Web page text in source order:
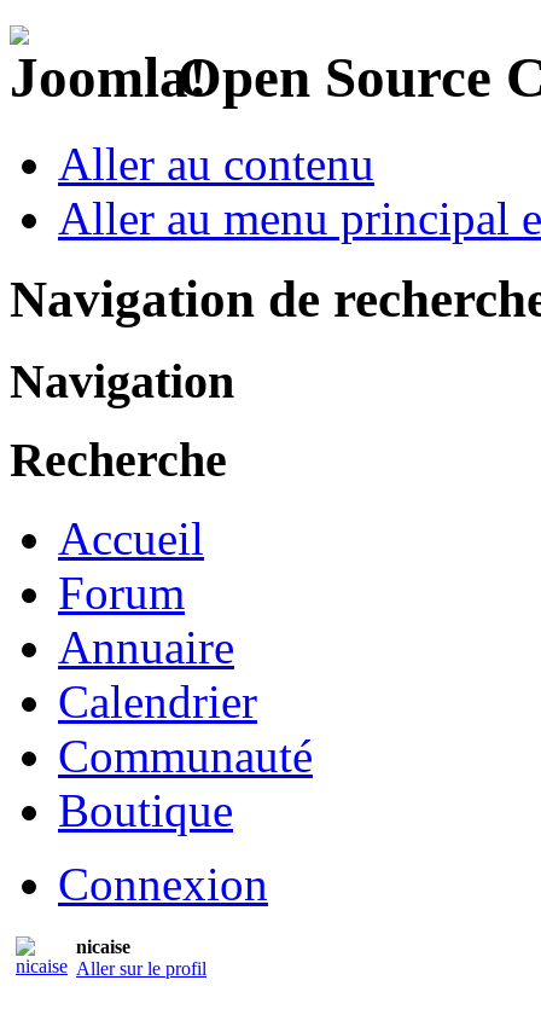
Open Source
Aller au contenu
Aller au menu principal
Navigation de
Navigation
Recherche
Accueil
Forum
Annuaire
Calendrier
Communauté
Boutique
Connexion
nicaise
Aller sur le profil